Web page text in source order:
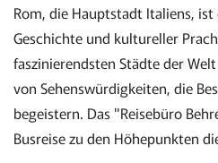
Rom, die Hauptstadt Italiens,
Geschichte und kultureller
faszinierendsten Städte der
von Sehenswürdigkeiten, die
begeistern. Das "Reisebüro
Busreise zu den Höhepunkten